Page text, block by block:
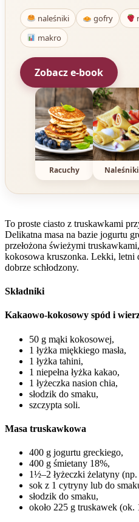
naleśniki gofry
makro
Zobacz e-book
Racuchy Naleśniki
To proste ciasto z truskawkami
Delikatna masa na bazie jogurtu
przełożona świeżymi
kokosowa kruszonka. Lekki, letni
dobrze schłodzony.
Składniki
Kakaowo-kokosowy spód i
50 g mąki kokosowej,
1 łyżka miękkiego masła,
1 łyżka tahini,
1 niepełna łyżka kakao,
1 łyżeczka nasion chia,
słodzik do smaku,
szczypta soli.
Masa truskawkowa
400 g jogurtu greckiego,
400 g śmietany 18%,
1½–2 łyżeczki żelatyny (np.
sok z 1 cytryny lub do
słodzik do smaku,
około 225 g truskawek (ok.